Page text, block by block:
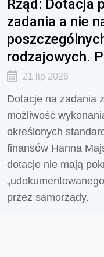
Rząd: Dotacja
zadania a nie
rodzajowych.
21 lip 2026
Dotacje na zadania
możliwość
określonych
finansów Hanna
dotacje nie mają
przez samorządy.